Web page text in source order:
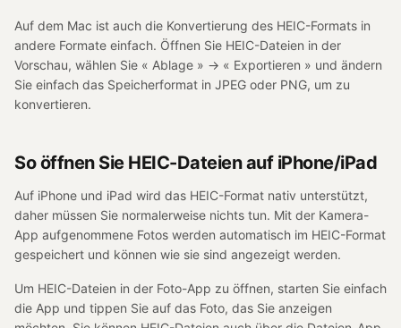
Auf dem Mac ist auch die Konvertierung des HEIC-Formats in
andere Formate einfach. Öffnen Sie HEIC-Dateien in der
Vorschau, wählen Sie « Ablage » → « Exportieren » und ändern
Sie einfach das Speicherformat in JPEG oder PNG, um zu
konvertieren.
So öffnen Sie HEIC-Dateien auf iPhone/iPad
Auf iPhone und iPad wird das HEIC-Format nativ unterstützt,
daher müssen Sie normalerweise nichts tun. Mit der Kamera-
App aufgenommene Fotos werden automatisch im HEIC-Format
gespeichert und können wie sie sind angezeigt werden.
Um HEIC-Dateien in der Foto-App zu öffnen, starten Sie einfach
die App und tippen Sie auf das Foto, das Sie anzeigen